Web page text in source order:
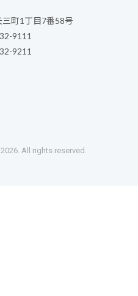
町1丁目7番58号
9111
9211
All rights reserved.